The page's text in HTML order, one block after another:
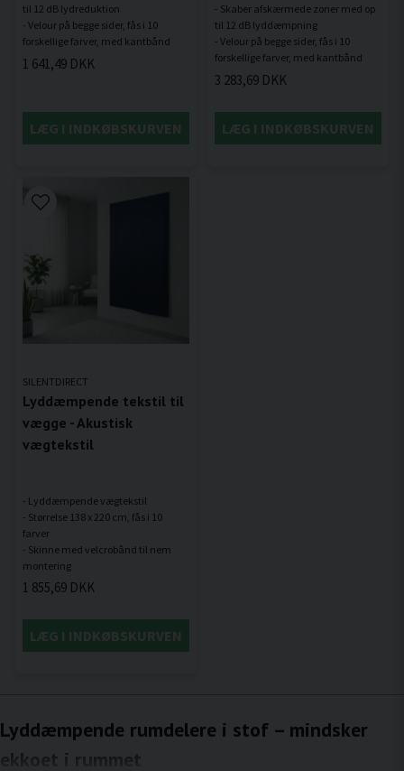
til 12 dB lydreduktion
- Velour på begge sider, fås i 10
1 641,49 DKK
LÆG I INDKØBSKURVEN
- Skaber afskærmede zoner med op
til 12 dB lyddæmpning
- Velour på begge sider, fås i 10
3 283,69 DKK
LÆG I INDKØBSKURVEN
SILENTDIRECT
Lyddæmpende tekstil til
vægge - Akustisk
vægtekstil
- Lyddæmpende vægtekstil
- Størrelse 138 x 220 cm, fås i 10
farver
- Skinne med velcrobånd til nem
1 855,69 DKK
LÆG I INDKØBSKURVEN
Lyddæmpende rumdelere i stof – mindsker
ekkoet i rummet